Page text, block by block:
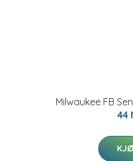
Milwaukee FB
44